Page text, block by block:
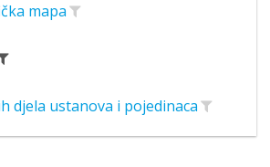
mapa
djela ustanova i pojedinaca